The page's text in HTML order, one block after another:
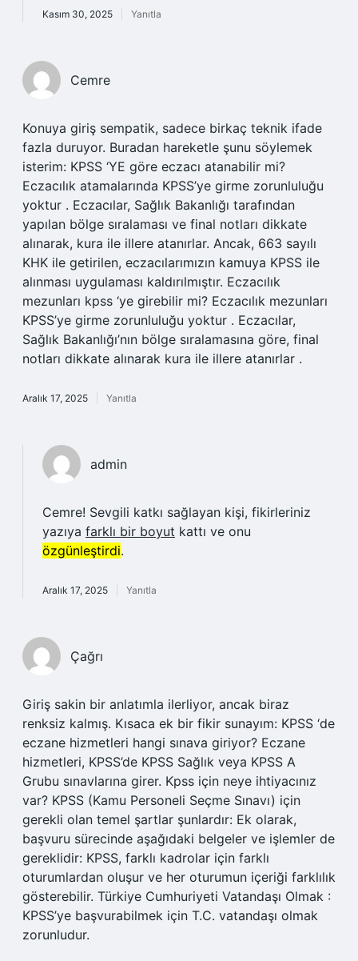
Kasım 30, 2025 Yanıtla
Cemre
Konuya giriş sempatik, sadece birkaç teknik ifade
fazla duruyor. Buradan hareketle şunu söylemek
isterim: KPSS ‘YE göre eczacı atanabilir mi?
Eczacılık atamalarında KPSS’ye girme zorunluluğu
yoktur . Eczacılar, Sağlık Bakanlığı tarafından
yapılan bölge sıralaması ve final notları dikkate
alınarak, kura ile illere atanırlar. Ancak, 663 sayılı
KHK ile getirilen, eczacılarımızın kamuya KPSS ile
alınması uygulaması kaldırılmıştır. Eczacılık
mezunları kpss ‘ye girebilir mi? Eczacılık mezunları
KPSS’ye girme zorunluluğu yoktur . Eczacılar,
Sağlık Bakanlığı’nın bölge sıralamasına göre, final
notları dikkate alınarak kura ile illere atanırlar .
Aralık 17, 2025 Yanıtla
admin
Cemre! Sevgili katkı sağlayan kişi, fikirleriniz
yazıya farklı bir boyut kattı ve onu
özgünleştirdi.
Aralık 17, 2025 Yanıtla
Çağrı
Giriş sakin bir anlatımla ilerliyor, ancak biraz
renksiz kalmış. Kısaca ek bir fikir sunayım: KPSS ‘de
eczane hizmetleri hangi sınava giriyor? Eczane
hizmetleri, KPSS’de KPSS Sağlık veya KPSS A
Grubu sınavlarına girer. Kpss için neye ihtiyacınız
var? KPSS (Kamu Personeli Seçme Sınavı) için
gerekli olan temel şartlar şunlardır: Ek olarak,
başvuru sürecinde aşağıdaki belgeler ve işlemler de
gereklidir: KPSS, farklı kadrolar için farklı
oturumlardan oluşur ve her oturumun içeriği farklılık
gösterebilir. Türkiye Cumhuriyeti Vatandaşı Olmak :
KPSS’ye başvurabilmek için T.C. vatandaşı olmak
zorunludur.